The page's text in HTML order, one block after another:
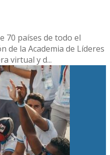
70 países de todo el
de la Academia de Líderes
virtual y d...